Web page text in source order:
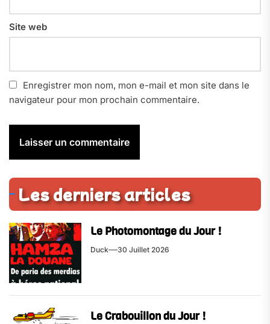
Site web
Enregistrer mon nom, mon e-mail et mon site dans le
navigateur pour mon prochain commentaire.
Les derniers articles
Le Photomontage du Jour !
Duck 30 Juillet 2026
Le Crabouillon du Jour !